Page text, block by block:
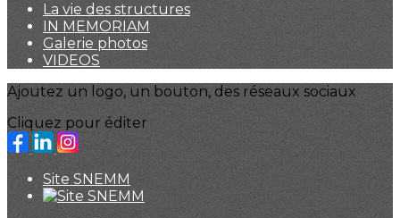
La vie des structures
IN MEMORIAM
Galerie photos
VIDEOS
Ajoutez un logo, un bouton, des réseaux sociaux
Cliquez pour éditer
Site SNEMM